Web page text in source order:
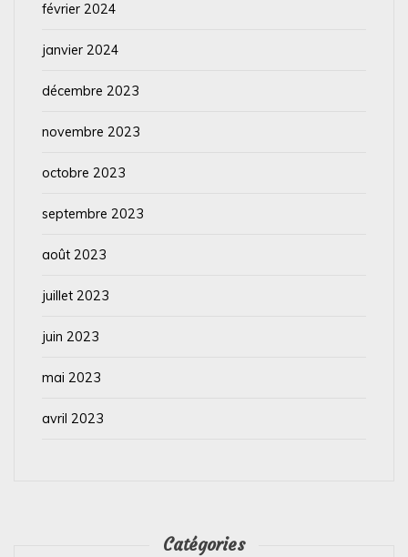
février 2024
janvier 2024
décembre 2023
novembre 2023
octobre 2023
septembre 2023
août 2023
juillet 2023
juin 2023
mai 2023
avril 2023
Catégories